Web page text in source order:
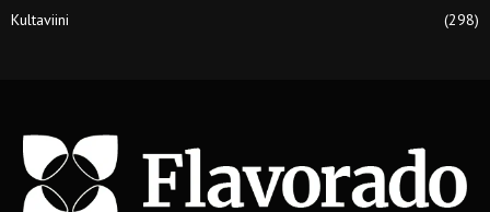
Kultaviini
(298)